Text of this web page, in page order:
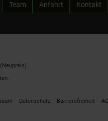
Team Anfahrt Kontakt
Datenschutz Barrierefreiheit